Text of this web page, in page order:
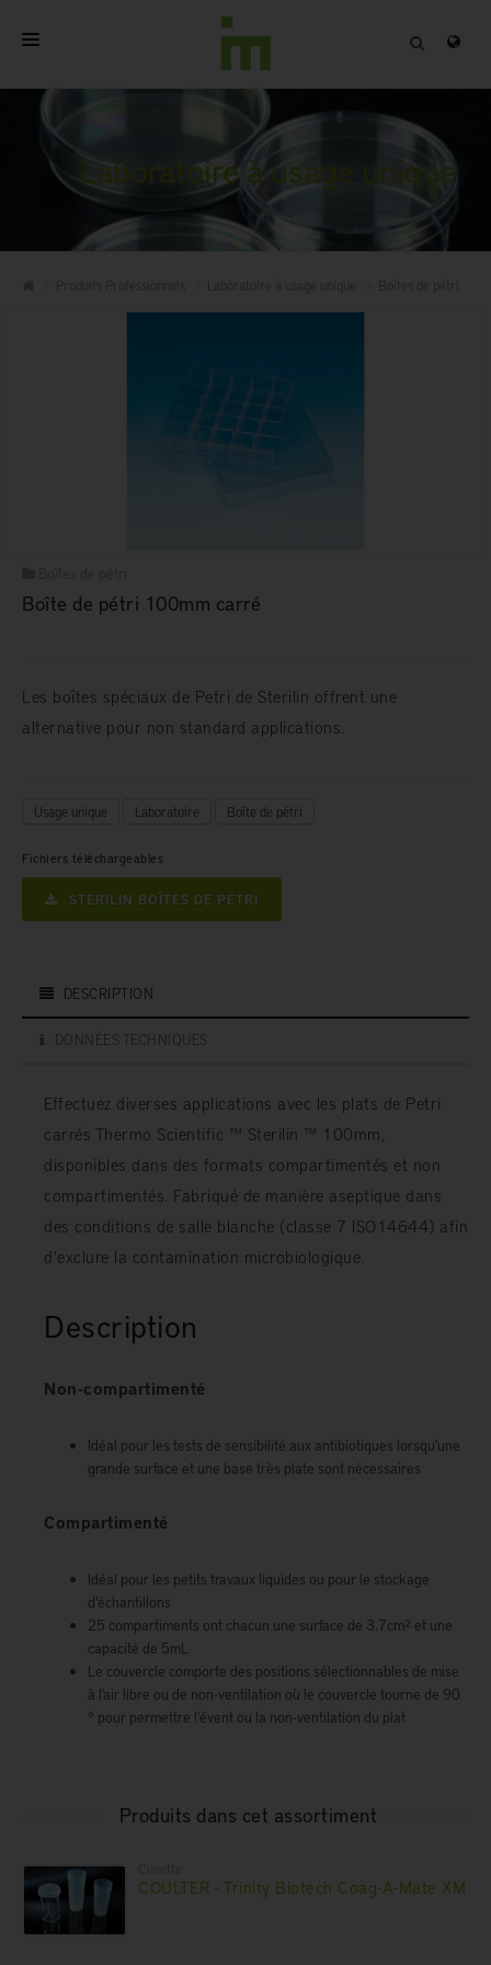
A PROPOS
PRODUITS PROFESSIONNELS
QUALITÉ
Laboratoire à usage unique
Boîte de pétri 100mm carré
Les boîtes spéciaux de Petri de Sterilin offrent une
alternative pour non standard applications.
Usage unique Laboratoire Boîte de pétri
Fichiers téléchargeables
STERILIN BOÎTES DE PÉTRI
DESCRIPTION
DONNÉES TECHNIQUES
Effectuez diverses applications avec les plats de Petri
carrés Thermo Scientific ™ Sterilin ™ 100mm,
disponibles dans des formats compartimentés et non
compartimentés. Fabriqué de manière aseptique dans
des conditions de salle blanche (classe 7 ISO14644) afin
d'exclure la contamination microbiologique.
Description
Non-compartimenté
Idéal pour les tests de sensibilité aux antibiotiques lorsqu'une
grande surface et une base très plate sont nécessaires
Compartimenté
Idéal pour les petits travaux liquides ou pour le stockage
d'échantillons
25 compartiments ont chacun une surface de 3.7cm² et une
capacité de 5mL
Le couvercle comporte des positions sélectionnables de mise
à l'air libre ou de non-ventilation où le couvercle tourne de 90
° pour permettre l'évent ou la non-ventilation du plat
Produits dans cet assortiment
COULTER - Trinity Biotech Coag-A-Mate XM